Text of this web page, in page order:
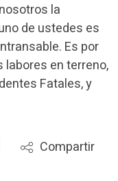
la
de ustedes es
Es por
labores en terreno,
Fatales, y
Compartir